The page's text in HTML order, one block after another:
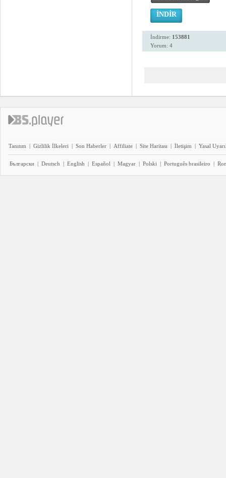
İNDİR
İndirme: 153881
Yorum: 4
Tanıtım | Gizlilik İlkeleri | Son Haberler | Affiliate | Site Haritası | İletişim | Yasal
Български | Deutsch | English | Español | Magyar | Polski | Português brasileiro |